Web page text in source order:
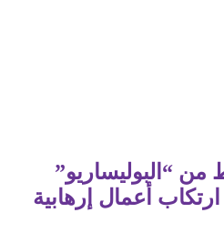
من “البوليساريو”
أعمال إرهابية